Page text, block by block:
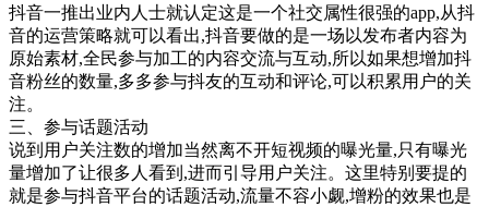
抖音一推出业内人士就认定这是一个社交属性很强的app,从抖
音的运营策略就可以看出,抖音要做的是一场以发布者内容为
原始素材,全民参与加工的内容交流与互动,所以如果想增加抖
音粉丝的数量,多多参与抖友的互动和评论,可以积累用户的关
注。
三、参与话题活动
说到用户关注数的增加当然离不开短视频的曝光量,只有曝光
量增加了让很多人看到,进而引导用户关注。这里特别要提的
就是参与抖音平台的话题活动,流量不容小觑,增粉的效果也是